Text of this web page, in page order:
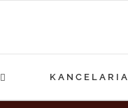
KANCELARIA